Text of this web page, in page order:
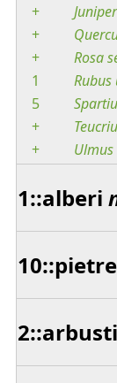
+
+
+
Rosa
1 Rubus
5
+
+ Ulmus
1::alberi
10::pietre
2::arbusti